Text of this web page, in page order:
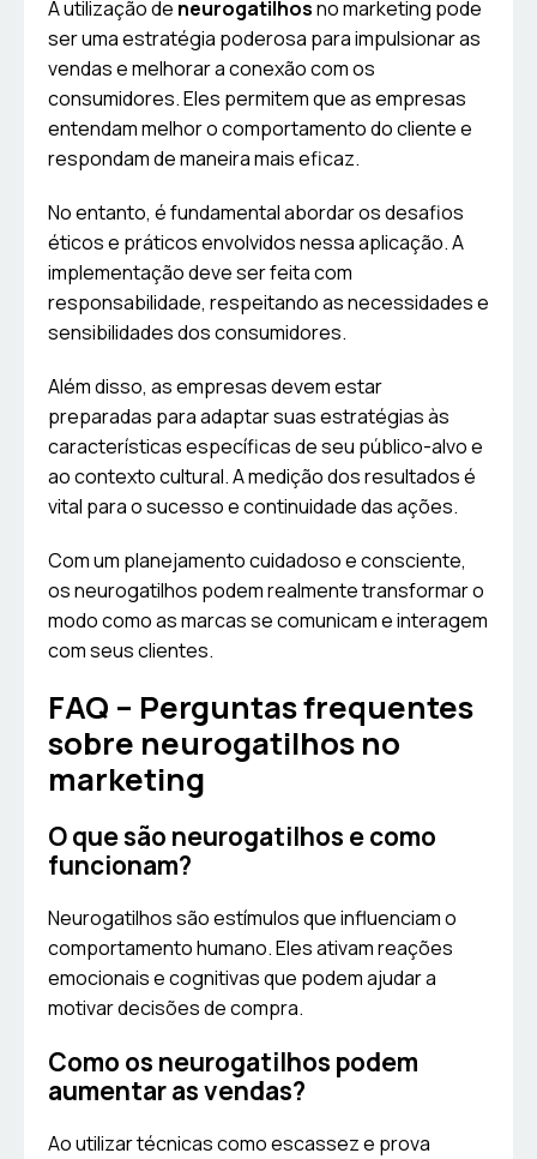
A utilização de neurogatilhosno marketing pode
ser uma estratégia poderosa para impulsionar as
vendas e melhorar a conexão com os
consumidores. Eles permitem que as empresas
entendam melhor o comportamento do cliente e
respondam de maneira mais eficaz.
No entanto, é fundamental abordar os desafios
éticos e práticos envolvidos nessa aplicação. A
implementação deve ser feita com
responsabilidade, respeitando as necessidades e
sensibilidades dos consumidores.
Além disso, as empresas devem estar
preparadas para adaptar suas estratégias às
características específicas de seu público-alvo e
ao contexto cultural. A medição dos resultados é
vital para o sucesso e continuidade das ações.
Com um planejamento cuidadoso e consciente,
os neurogatilhos podem realmente transformar o
modo como as marcas se comunicam e interagem
com seus clientes.
FAQ – Perguntas frequentes
sobre neurogatilhos no
marketing
O que são neurogatilhos e como
funcionam?
Neurogatilhos são estímulos que influenciam o
comportamento humano. Eles ativam reações
emocionais e cognitivas que podem ajudar a
motivar decisões de compra.
Como os neurogatilhos podem
aumentar as vendas?
Ao utilizar técnicas como escassez e prova